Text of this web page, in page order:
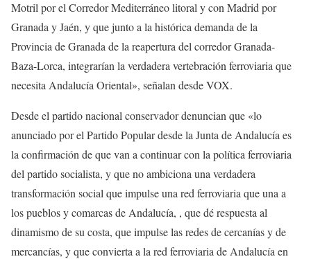
Motril por el Corredor Mediterráneo litoral y con Madrid por
Granada y Jaén, y que junto a la histórica demanda de la
Provincia de Granada de la reapertura del corredor Granada-
Baza-Lorca, integrarían la verdadera vertebración ferroviaria que
necesita Andalucía Oriental», señalan desde VOX.
Desde el partido nacional conservador denuncian que «lo
anunciado por el Partido Popular desde la Junta de Andalucía es
la confirmación de que van a continuar con la política ferroviaria
del partido socialista, y que no ambiciona una verdadera
transformación social que impulse una red ferroviaria que una a
los pueblos y comarcas de Andalucía, , que dé respuesta al
dinamismo de su costa, que impulse las redes de cercanías y de
mercancías, y que convierta a la red ferroviaria de Andalucía en